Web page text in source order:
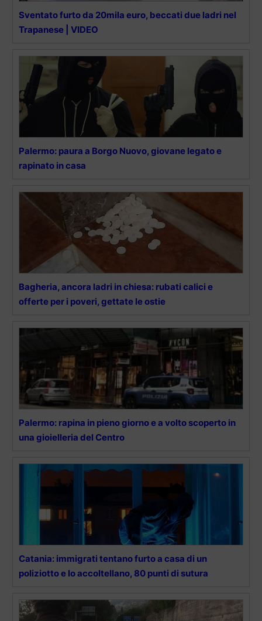
Sventato furto da 20mila euro, beccati due ladri nel
Trapanese | VIDEO
Palermo: paura a Borgo Nuovo, giovane legato e
rapinato in casa
Bagheria, ancora ladri in chiesa: rubati calici e
offerte per i poveri, gettate le ostie
Palermo: rapina in pieno giorno e a volto scoperto in
una gioielleria del Centro
Catania: immigrati tentano furto a casa di un
poliziotto e lo accoltellano, 80 punti di sutura